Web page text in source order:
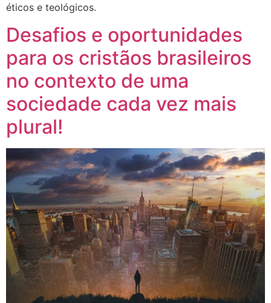
éticos e teológicos.
Desafios e oportunidades
para os cristãos brasileiros
no contexto de uma
sociedade cada vez mais
plural!